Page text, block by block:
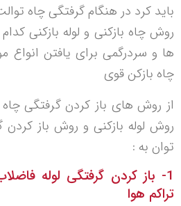
باید کرد در هنگام گرفتگی چاه
روش چاه بازکنی و لوله بازکنی
ها و سردرگمی برای یافتن انواع
چاه بازکن قوی
از روش های باز کردن گرفتگی
روش لوله بازکنی و روش باز
توان به :
1- باز کردن گرفتگی لوله
تراکم هوا